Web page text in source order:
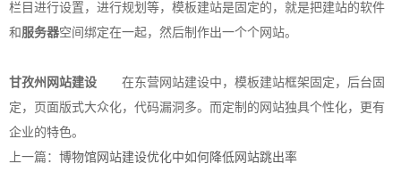
栏目进行设置，进行规划等，模板建站是固定的，就是把建站的软件
和 服务器空间绑定在一起，然后制作出一个个网站。
甘孜州网站建设 在东营网站建设中，模板建站框架固定，后台固
定，页面版式大众化，代码漏洞多。而定制的网站独具个性化，更有
企业的特色。
上一篇： 博物馆网站建设优化中如何降低网站跳出率